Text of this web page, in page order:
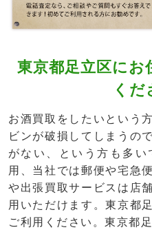
東京都足立区にお
くだ
お酒買取をしたいという
ビンが破損してしまうの
がない、という方も多
用、当社では郵便や宅急
や出張買取サービスは店
用いただけます。東京都
ご利用ください。東京都